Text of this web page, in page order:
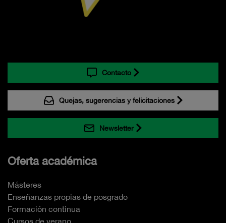
Contacto
Quejas, sugerencias y felicitaciones
Newsletter
Oferta académica
Másteres
Enseñanzas propias de posgrado
Formación continua
Cursos de verano